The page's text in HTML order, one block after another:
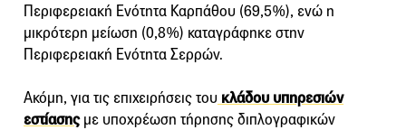
Περιφερειακή Ενότητα Καρπάθου (69,5%), ενώ η
μικρότερη μείωση (0,8%) καταγράφηκε στην
Περιφερειακή Ενότητα Σερρών.
Ακόμη, για τις επιχειρήσεις του κλάδου υπηρεσιών
εστίασηςμε υποχρέωση τήρησης διπλογραφικών